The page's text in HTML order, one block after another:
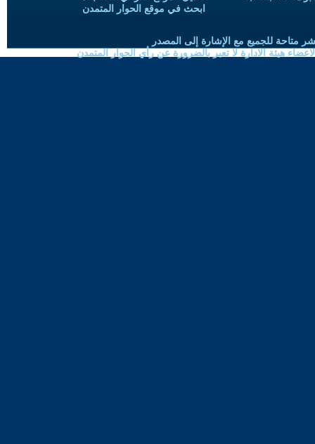
ابحث في موقع الحوار المتمدن
متاحة للجميع مع الإشارة إلى المصدر
هيئة الادارة لا تعبر بالضرورة عن رأي الحوار المتمدن